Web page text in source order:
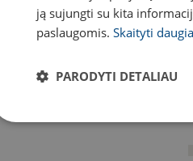
ją sujungti su kita
paslaugomis. Skaityti
PARODYTI DETALIAU